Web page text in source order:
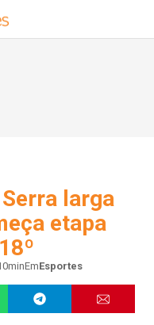
larga
etapa
EmEsportes